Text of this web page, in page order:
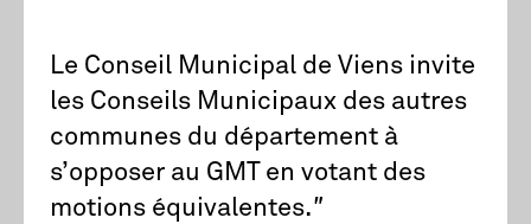
Le Conseil Municipal de Viens invite
les Conseils Municipaux des autres
communes du département à
s’opposer au GMT en votant des
motions équivalentes."